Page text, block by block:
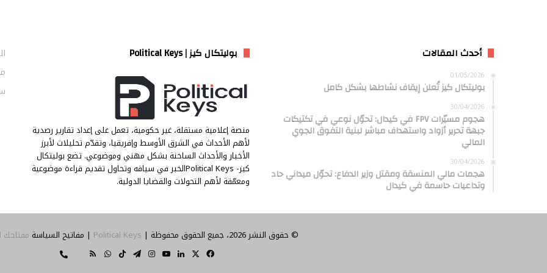
أحدث المقالات
01/05/2026
بوليتكال كيز تُعلن إيقاف نشاطها بشكل كامل
30/04/2026
هجوم مسيّرات FPV في كيدال: تحوّل نوعي في تكتيكات
جبهة تحرير أزواد واستهداف مباشر لبنية التفوق الجوي
المالي
30/04/2026
هجمات مالي المنسقة ومقتل وزير الدفاع: تحوّل ميداني حاد
وتداعيات حاسمة في كيدال
بوليتكال كيز | Political Keys
منصة إعلامية مستقلة، غير حكومية، تعمل على إعداد تقارير رصدية
لأهم الأحداث في الشرق الأوسط وإفريقيا، وتقدّم تحليلات لأبرز
الأخبار والأحداث الساخنة بشكل مهني وموضوعي. تضع بوليتكال
كيز- Political Keysالخبر في سياقه وتحاول تقديم قراءة موضوعية
ومعمّقة لأهم التحولات والقضايا الدولية.
© حقوق النشر 2026، جميع الحقوق محفوظة | Political Keys | مفاتيح السياسة مفتاحك
فيسبوكلينكدإن‫YouTubeانستقرام
تيلقرام‫TikTok
واتسابملخص Threads
تواصل